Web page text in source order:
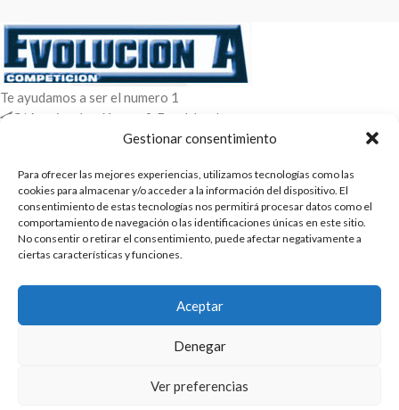
Gestionar consentimiento
Para ofrecer las mejores experiencias, utilizamos tecnologías como las
cookies para almacenar y/o acceder a la información del dispositivo. El
consentimiento de estas tecnologías nos permitirá procesar datos como el
comportamiento de navegación o las identificaciones únicas en este sitio.
No consentir o retirar el consentimiento, puede afectar negativamente a
ciertas características y funciones.
Aceptar
Denegar
Ver preferencias
Te ayudamos a ser el numero 1
C/ Arquimedes 61 nave 2. Fuenlabrada
WhatsApp +34 670604426
ENTRADAS RECIENTES
POLÍTICAS
2025 | Evolucion-A Competicion: Fabricación y distribución,
comercialización de repuestos para automóvil